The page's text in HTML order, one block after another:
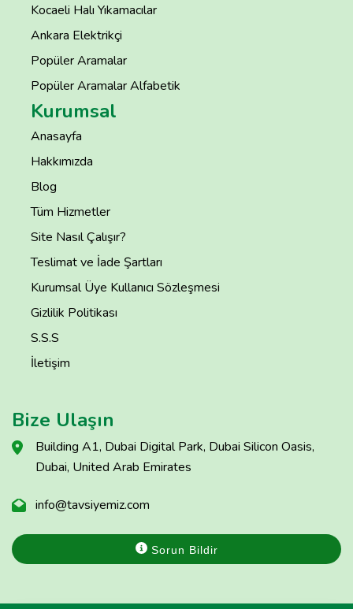
Kocaeli Halı Yıkamacılar
Ankara Elektrikçi
Popüler Aramalar
Popüler Aramalar Alfabetik
Kurumsal
Anasayfa
Hakkımızda
Blog
Tüm Hizmetler
Site Nasıl Çalışır?
Teslimat ve İade Şartları
Kurumsal Üye Kullanıcı Sözleşmesi
Gizlilik Politikası
S.S.S
İletişim
Bize Ulaşın
Building A1, Dubai Digital Park, Dubai Silicon Oasis,
Dubai, United Arab Emirates
info@tavsiyemiz.com
Sorun Bildir